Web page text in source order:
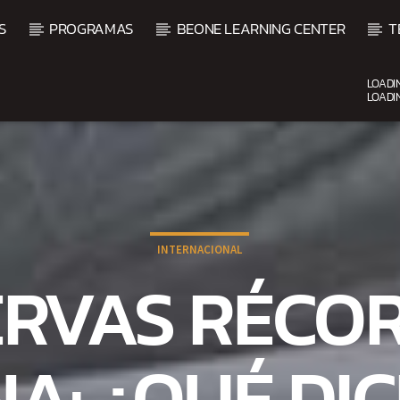
PROGRAMAS BEONE LEARNING CENTER
FIESTA DJ MIX
INTERNACIONAL